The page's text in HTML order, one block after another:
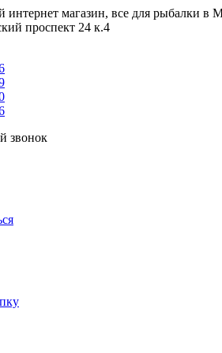
интернет магазин, все для рыбалки в
проспект 24 к.4
звонок